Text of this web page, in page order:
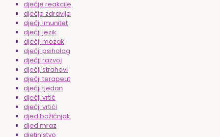
dječje reakcije
dječje zdravlje
dječji imunitet
dječji jezik
dječji mozak
dječji psiholog
dječji razvoj
dječji strahovi
dječji terapeut
dječji tjedan
dječji vrtić
dječji vrtići
djed božićnjak
djed mraz
djetinjstvo